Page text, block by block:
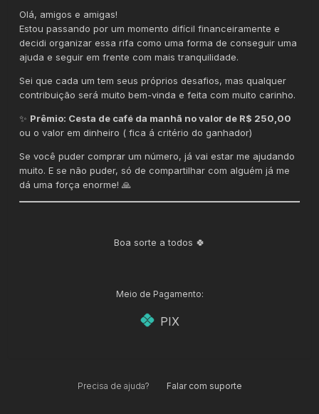
Olá, amigos e amigas!
Estou passando por um momento difícil financeiramente e
decidi organizar essa rifa como uma forma de conseguir uma
ajuda e seguir em frente com mais tranquilidade.
Sei que cada um tem seus próprios desafios, mas qualquer
contribuição será muito bem-vinda e feita com muito carinho.
✨ Prêmio: Cesta de café da manhã no valor de R$ 250,00
ou o valor em dinheiro ( fica á critério do ganhador)
Se você puder comprar um número, já vai estar me ajudando
muito. E se não puder, só de compartilhar com alguém já me
dá uma força enorme! 🙏
Boa sorte a todos 🍀
Meio de Pagamento:
PIX
Precisa de ajuda? Falar com suporte